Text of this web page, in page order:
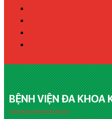
BỆNH VIỆN ĐA KHOA